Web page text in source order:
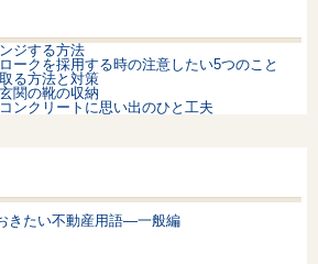
ジする方法
ークを採用する時の注意したい5つのこと
る方法と対策
関の靴の収納
ンクリートに思い出のひと工夫
きたい不動産用語—一般編